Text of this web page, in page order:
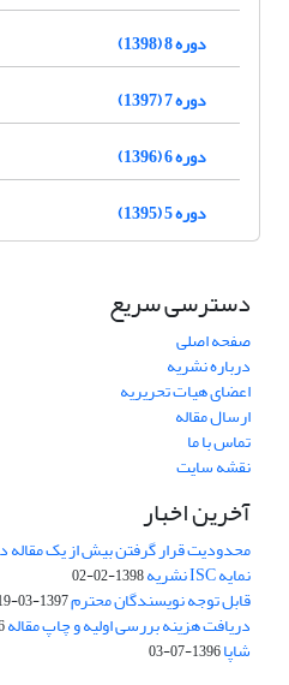
دوره 8 (1398)
دوره 7 (1397)
دوره 6 (1396)
دوره 5 (1395)
دسترسی سریع
صفحه اصلی
درباره نشریه
اعضای هیات تحریریه
ارسال مقاله
تماس با ما
نقشه سایت
آخرین اخبار
محدودیت قرار گرفتن بیش از یک مقاله
نمایه ISC نشریه 1398-02-02
قابل توجه نویسندگان محترم1397-03-19
دریافت هزینه بررسی اولیه و چاپ مقاله
شاپا1396-07-03